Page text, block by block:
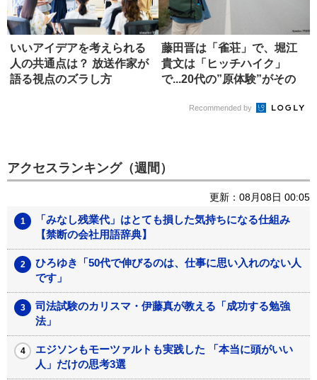
いいアイデアを考えられる
人の共通点は？ 放送作家が
語る視点のズラし方
藤田晋は「雀荘」で、堀江
貴文は「ヒッチハイク」
で...20代の”原体験”がその
Recommended by
アクセスランキング（週間）
更新：08月08日 00:05
「みなし残業代」はとても損した気持ちになる仕組み
【禁断の会社用語辞典】
ひろゆき「50代で伸びるのは、仕事に思い入れのない人
です」
司法試験のカリスマ・伊藤真が教える「成功する勉強
法」
エジソンもモーツァルトも実践した 「本当に頭がいい
人」だけの思考3選